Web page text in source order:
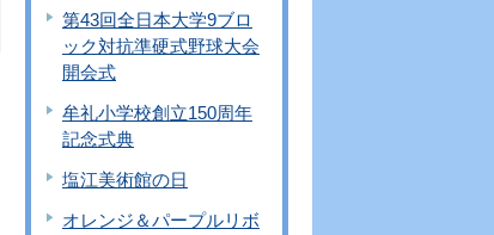
第43回全日本大学9ブロ
ック対抗準硬式野球大会
開会式
牟礼小学校創立150周年
記念式典
塩江美術館の日
オレンジ＆パープルリボ